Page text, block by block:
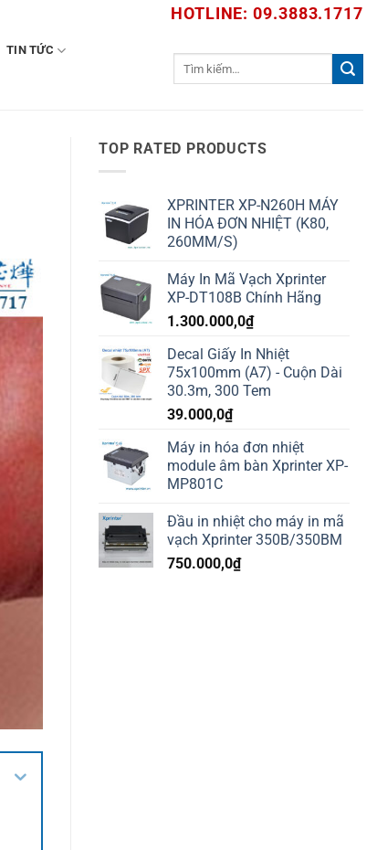
HOTLINE: 09.3883.1717
TIN TỨC
TOP RATED PRODUCTS
XPRINTER XP-N260H MÁY
IN HÓA ĐƠN NHIỆT (K80,
260MM/S)
Máy In Mã Vạch Xprinter
XP-DT108B Chính Hãng
1.300.000,0₫
Decal Giấy In Nhiệt
75x100mm (A7) - Cuộn Dài
30.3m, 300 Tem
39.000,0₫
Máy in hóa đơn nhiệt
module âm bàn Xprinter XP-
MP801C
Đầu in nhiệt cho máy in mã
vạch Xprinter 350B/350BM
750.000,0₫